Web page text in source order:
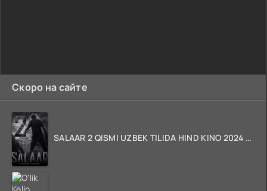
Скоро на сайте
SALAAR 2 QISMI UZBEK TILIDA HIND KINO 2024 TARJIMA 720p HD Skachat